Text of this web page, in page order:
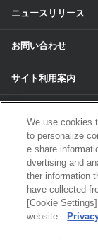
ニュースリリース
お問い合わせ
サイト利用案内
個人情報のお取扱い
各種サービスの個
サイトマップ
We use cookies
to personalize
e share
dvertising and
ther information
have collected
[Cookie
website.